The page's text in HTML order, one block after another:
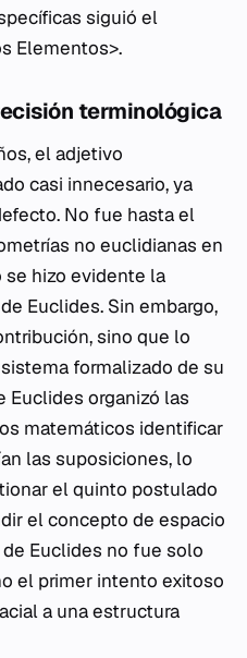
siguió el
Elementos>.
terminológica
el adjetivo
casi innecesario, ya
No fue hasta el
no euclidianas en
se hizo evidente la
Euclides. Sin embargo,
sino que lo
formalizado de su
Euclides organizó las
matemáticos identificar
las suposiciones, lo
el quinto postulado
el concepto de espacio
Euclides no fue solo
el primer intento exitoso
a una estructura